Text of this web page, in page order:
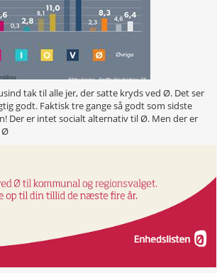
tak til alle jer, der satte kryds ved Ø. Det ser
godt. Faktisk tre gange så godt som sidste
Der er intet socialt alternativ til Ø. Men der er
Ø